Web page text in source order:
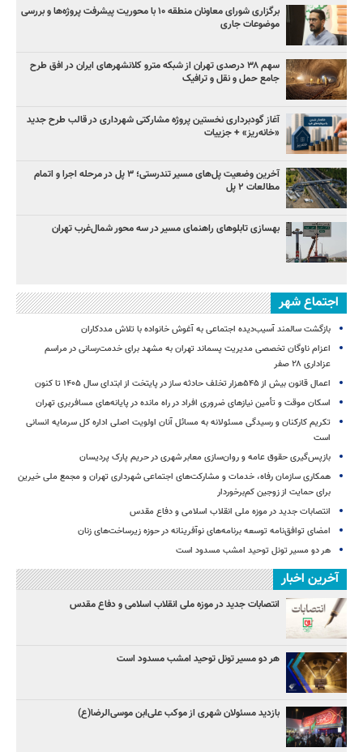
برگزاری شورای معاونان منطقه ۱۰ با محوریت پیشرفت پروژه‌ها و بررسی
موضوعات جاری
سهم ۳۸ درصدی تهران از شبکه مترو کلانشهرهای ایران در افق طرح
جامع حمل و نقل و ترافیک
آغاز گودبرداری نخستین پروژه مشارکتی شهرداری در قالب طرح جدید
«خانه‌ریز» + جزییات
آخرین وضعیت پل‌های مسیر تندرستی؛ ۳ پل در مرحله اجرا و اتمام
مطالعات ۲ پل
بهسازی تابلوهای راهنمای مسیر در سه محور شمال‌غرب تهران
اجتماع شهر
بازگشت سالمند آسیب‌دیده اجتماعی به آغوش خانواده با تلاش مددکاران
اعزام ناوگان تخصصی مدیریت پسماند تهران به مشهد برای خدمت‌رسانی در مراسم
عزاداری ۲۸ صفر
اعمال قانون بیش از ۵۴۵هزار تخلف حادثه ساز در پایتخت از ابتدای سال ۱۴۰۵ تا کنون
اسکان موقت و تأمین نیازهای ضروری افراد در راه مانده در پایانه‌های مسافربری تهران
تکریم کارکنان و رسیدگی مسئولانه به مسائل آنان اولویت اصلی اداره کل سرمایه انسانی
است
بازپس‌گیری حقوق عامه و روان‌سازی معابر شهری در حریم پارک پردیسان
همکاری سازمان رفاه، خدمات و مشارکت‌های اجتماعی شهرداری تهران و مجمع ملی خیرین
برای حمایت از زوجین کم‌برخوردار
انتصابات جدید در موزه ملی انقلاب اسلامی و دفاع مقدس
امضای توافق‌نامه توسعه برنامه‌های نوآفرینانه در حوزه زیرساخت‏‌های زنان
هر دو مسیر تونل توحید امشب مسدود است
آخرین اخبار
انتصابات جدید در موزه ملی انقلاب اسلامی و دفاع مقدس
هر دو مسیر تونل توحید امشب مسدود است
بازدید مسئولان شهری از موکب علی‌ابن موسی‌الرضا(ع)